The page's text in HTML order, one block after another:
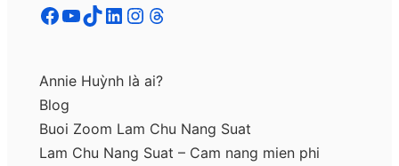
Facebook YouTube TikTok LinkedIn Instagram Threads
Annie Huỳnh là ai?
Blog
Buoi Zoom Lam Chu Nang Suat
Lam Chu Nang Suat – Cam nang mien phi